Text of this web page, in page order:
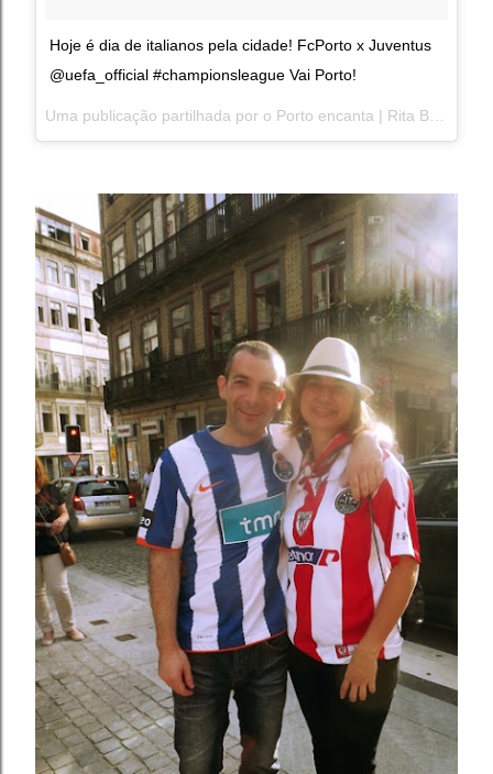
Hoje é dia de italianos pela cidade! FcPorto x Juventus
@uefa_official #championsleague Vai Porto!